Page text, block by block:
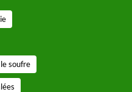
soufre